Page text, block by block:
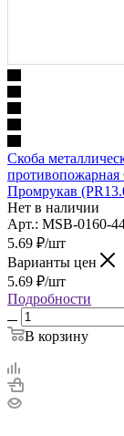
Скоба
Промрукав
Нет в наличии
Арт.: MSB-0160-
5.69 ₽/шт
Варианты цен
5.69 ₽/шт
Подробности
В корзину